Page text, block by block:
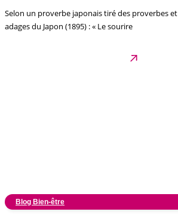
Selon un proverbe japonais tiré des proverbes et
adages du Japon (1895) : « Le sourire
Blog Bien-être